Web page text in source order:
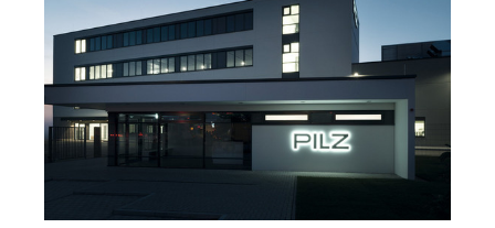
Norway
Peru
Philippines
Poland